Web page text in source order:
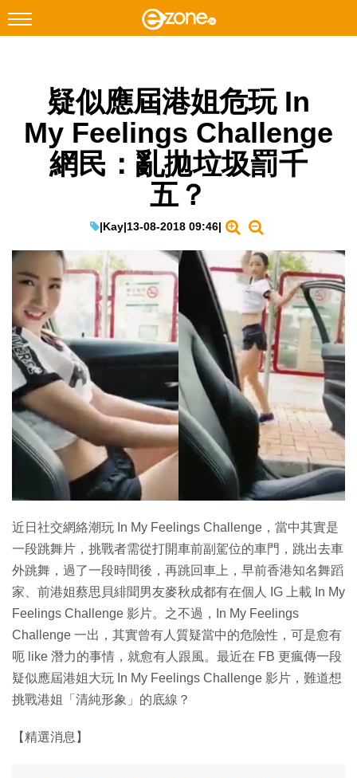
Facebook Instagram
科技焦點
網絡生活
EduTech
IT Times
生成式AI與雲端應用
Enterprise Digital Transformation
特集
疑似應屆港姐危玩 In
My Feelings Challenge
網民：亂拋垃圾罰千
五？
|Kay|13-08-2018 09:46|
近日社交網絡潮玩 In My Feelings Challenge，當中其實是
一段跳舞片，挑戰者需從打開車前副駕位的車門，跳出去車
外跳舞，過了一段時間後，再跳回車上，早前香港知名舞蹈
家、前港姐蔡思貝緋聞男友麥秋成都有在個人 IG 上載 In My
Feelings Challenge 影片。之不過，In My Feelings
Challenge 一出，其實曾有人質疑當中的危險性，可是愈有
呃 like 潛力的事情，就愈有人跟風。最近在 FB 更瘋傳一段
疑似應屆港姐大玩 In My Feelings Challenge 影片，難道想
挑戰港姐「清純形象」的底線？
【精選消息】